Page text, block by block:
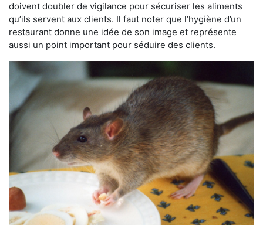
doivent doubler de vigilance pour sécuriser les aliments
qu’ils servent aux clients. Il faut noter que l’hygiène d’un
restaurant donne une idée de son image et représente
aussi un point important pour séduire des clients.